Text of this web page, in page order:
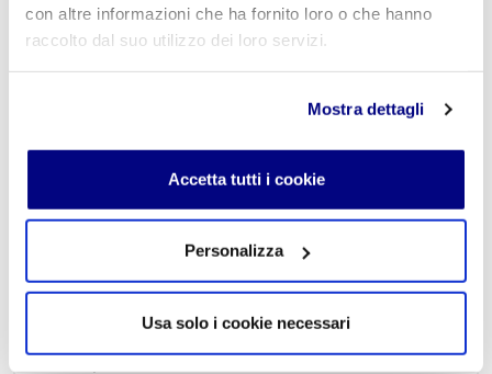
con altre informazioni che ha fornito loro o che hanno
raccolto dal suo utilizzo dei loro servizi.
Mostra dettagli
Accetta tutti i cookie
Personalizza
Usa solo i cookie necessari
Formazione del pensiero critico
Approfondimento delle questioni etiche e morali
Base per ulteriori teorie filosofiche e scientifiche
Istituto Paritario S. Freud – Scuola Privata Milano – Scuola
paritaria: Istituto Tecnico Informatico, Istituto Tecnico
Via Accademia, 26/29 Milano – Viale Fulvio Testi, 7 Milano – Tel.